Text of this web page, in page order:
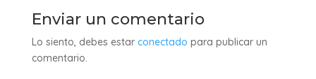
Enviar un comentario
Lo siento, debes estar conectado para publicar un
comentario.